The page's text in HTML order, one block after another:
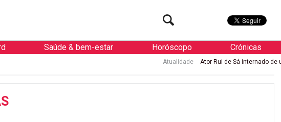
Saúde & bem-estar Horóscopo Crónicas
Ator Rui de Sá internado de urgência com